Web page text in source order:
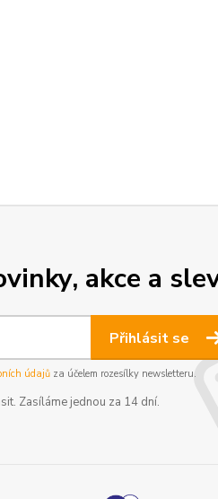
akce a
Přihlásit se
údajůza účelem rozesílky newsletteru.
Zasíláme jednou za 14 dní.